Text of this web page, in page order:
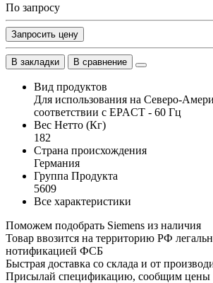
По запросу
Запросить цену
В закладки В сравнение
Вид продуктов
Для использования на Северо-
соответствии с EPACT - 60 Гц
Вес Нетто (Кг)
182
Страна происхождения
Германия
Группа Продукта
5609
Все характеристики
Поможем подобрать Siemens из наличия
Товар ввозится на территорию РФ
нотификацией ФСБ
Быстрая доставка со склада и от
Присылай спецификацию, сообщим цены